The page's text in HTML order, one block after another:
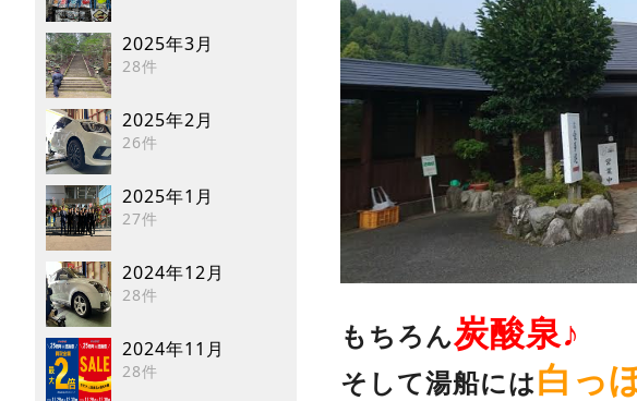
2025年3月
28件
2025年2月
26件
2025年1月
27件
2024年12月
28件
2024年11月
28件
もちろん炭酸泉♪
そして湯船には白っ